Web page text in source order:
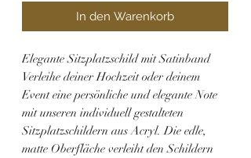
In den Warenkorb
Elegante Sitzplatzschild mit Satinband
Verleihe deiner Hochzeit oder deinem
Event eine persönliche und elegante Note
mit unseren individuell gestalteten
Sitzplatzschildern aus Acryl. Die edle,
matte Oberfläche verleiht den Schildern